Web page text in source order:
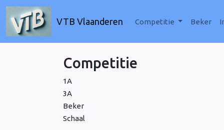
VTB Vlaanderen Competitie Beker
Competitie
1A
3A
Beker
Schaal